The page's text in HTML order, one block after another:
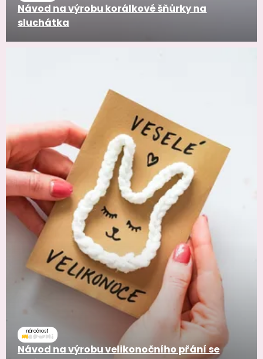
Návod na výrobu korálkové šňůrky na
sluchátka
náročnosť
Návod na výrobu velikonočního přání se